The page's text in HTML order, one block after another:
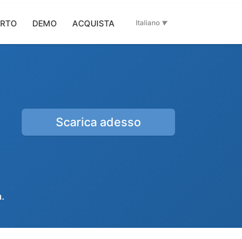
DEMO ACQUISTA Italiano
Scarica adesso